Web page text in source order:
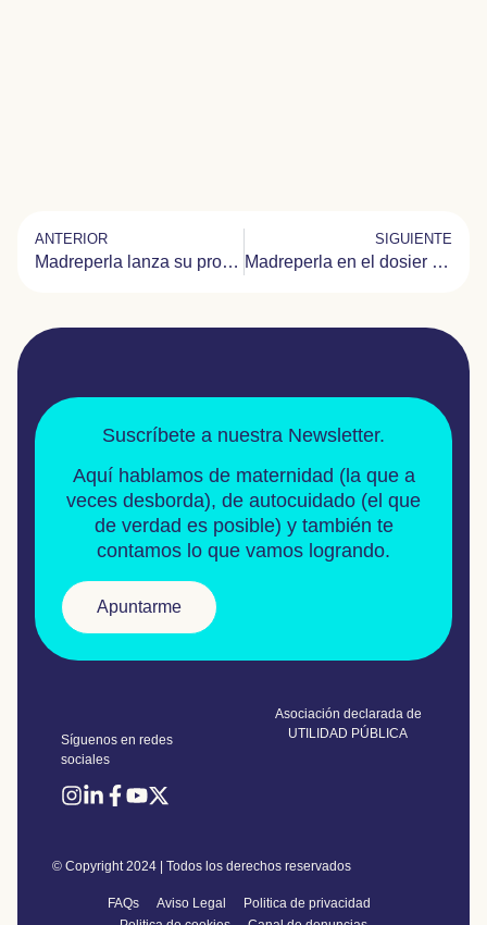
ANTERIOR
Madreperla lanza su programa de apoyo psicológico en la UCIP del Hospital La Paz
SIGUIENTE
Madreperla en el dosier de Corresponsables
Suscríbete a nuestra Newsletter.
Aquí hablamos de maternidad (la que a
veces desborda), de autocuidado (el que
de verdad es posible) y también te
contamos lo que vamos logrando.
Apuntarme
Síguenos en redes
sociales
Asociación declarada de
UTILIDAD PÚBLICA
© Copyright 2024 | Todos los derechos reservados
FAQs Aviso Legal
Politica de privacidad